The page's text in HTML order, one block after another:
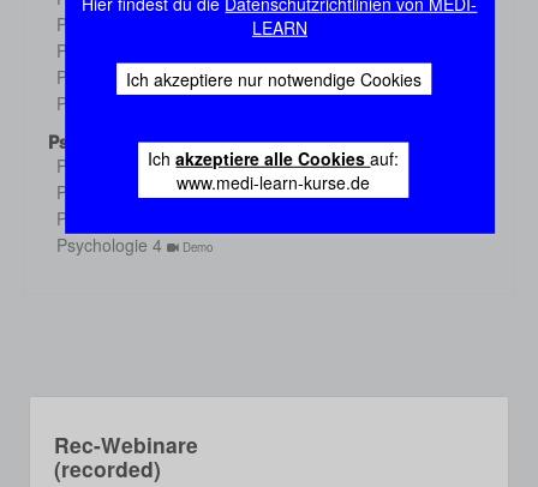
LEARN
Ich akzeptiere nur notwendige Cookies
Ichakzeptiere alle Cookiesauf:
www.medi-learn-kurse.de
Physiologie 3
Physiologie 4
Physiologie 5 Demo
Physiologie 6
Psychologie
Psychologie 1
Demo
Psychologie 2 Demo
Psychologie 3
Psychologie 4 Demo
Rec-Webinare
(recorded)